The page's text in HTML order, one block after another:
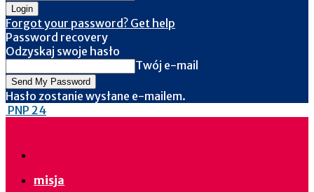
Forgot your password? Get help
Password recovery
Odzyskaj swoje hasło
Twój e-mail
Hasło zostanie wysłane e-mailem.
PNP 24
misja